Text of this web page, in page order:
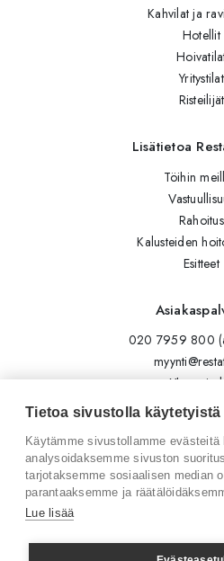
Kahvilat ja
Hotellit
Yritystilat
Risteilijät
Lisätietoa
Töihin
Rahoitus
Kalusteiden
Esitteet
020 7959 800
Lähetä viesti
Seuraa
Tilaa
Tietoa sivustolla käytetyistä
Käytämme sivustollamme evästeitä
analysoidaksemme sivuston
tarjotaksemme sosiaalisen median
parantaaksemme ja
Lue lisää